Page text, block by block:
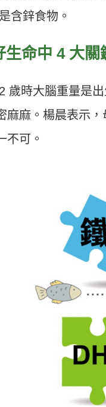
含鋅食物。
生命中 4 大
歲時大腦重量是
麻麻。楊晨表示
不可。